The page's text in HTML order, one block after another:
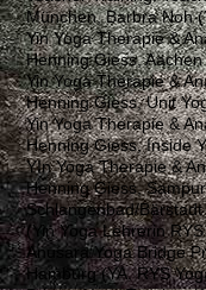
München, Barbra Noh
Yin Yoga Therapie &
Henning Giess,
Yin Yoga Therapie &
Henning Giess, Unit
Yin Yoga Therapie &
Henning Giess, Inside
YIn Yoga Therapie &
Henning Giess,
Schlangenbad/
(Yin Yoga Lehrerin
Anusara Yoga Bridge
Hamburg (YA, RYS